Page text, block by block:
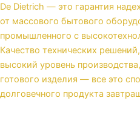
De Dietrich — это гарантия
от массового бытового
промышленного с
Качество технических
высокий уровень
готового изделия — все это
долговечного продукта